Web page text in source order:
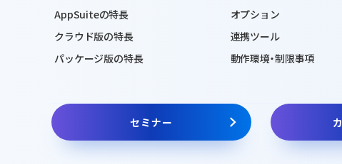
AppSuiteの特長
クラウド版の特長
パッケージ版の特長
オプション
連携ツール
動作環境・制限事項
セミナー